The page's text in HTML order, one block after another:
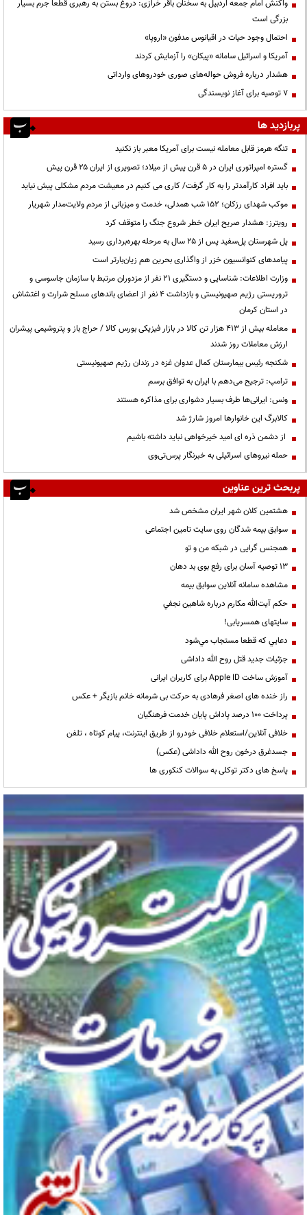
واکنش امام جمعه اردبیل به سخنان باقر خرازی: دروغ بستن به رهبری قطعاً جرم بسیار
بزرگی است
احتمال وجود حیات در اقیانوس مدفون «اروپا»
آمریکا و اسرائیل سامانه «پیکان» را آزمایش کردند
هشدار درباره فروش حواله‌های صوری خودروهای وارداتی
۷ توصیه برای آغاز نویسندگی
پربازدید ها
تنگه هرمز قابل معامله نیست برای آمریکا معبر باز نکنید
گستره امپراتوری ایران در ۵ قرن پیش از میلاد؛ تصویری از ایران ۲۵ قرن پیش
باید افراد کارآمدتر را به کار گرفت/ کاری می کنیم در معیشت مردم مشکلی پیش نیاید
موکب شهدای رزکان؛ ۱۵۲ شب همدلی، خدمت و میزبانی از مردم ولایت‌مدار شهریار
رویترز: هشدار صریح ایران خطر شروع جنگ را متوقف کرد
پل شهرستان پل‌سفید پس از ۲۵ سال به مرحله بهره‌برداری رسید
پیامدهای کنوانسیون خزر از واگذاری بحرین هم زیان‌بارتر است
وزارت اطلاعات: شناسایی و دستگیری ۲۱ نفر از مزدوران مرتبط با سازمان جاسوسی و
تروریستی رژیم صهیونیستی و بازداشت ۴ نفر از اعضای باندهای مسلح شرارت و اغتشاش
در استان کرمان
معامله بیش از ۴۱۳ هزار تن کالا در بازار فیزیکی بورس کالا / حراج باز و پتروشیمی پیشران
ارزش معاملات روز شدند
شکنجه رئیس بیمارستان کمال عدوان غزه در زندان رژیم صهیونیستی
ترامپ: ترجیح می‌دهم با ایران به توافق برسم
ونس: ایرانی‌ها طرف بسیار دشواری برای مذاکره هستند
کالابرگ این خانوارها امروز شارژ شد
از دشمن ذره ای امید خیرخواهی نباید داشته باشیم
حمله نیروهای اسرائیلی به خبرنگار پرس‌تی‌وی
پربحث ترین عناوین
هشتمین کلان شهر ایران مشخص شد
سوابق بیمه شدگان روی سایت تامین اجتماعی
همجنس گرایی در شبکه من و تو
13 توصیه آسان برای رفع بوی بد دهان
مشاهده سامانه آنلاين سوابق بیمه
حكم آيت‌الله مكارم درباره شاهين نجفي
سایتهای همسریابی!
دعايي كه قطعا مستجاب مي‌شود
جزئیات جدید قتل روح الله داداشی
آموزش ساخت Apple ID برای کاربران ایرانی
راز خنده های اصغر فرهادی به حرکت بی شرمانه خانم بازیگر + عکس
پرداخت ۱۰۰ درصد پاداش پایان خدمت فرهنگیان
خلافی آنلاین/استعلام خلافی خودرو از طریق اینترنت، پیام کوتاه ، تلفن
جسدغرق درخون روح الله داداشی (عکس)
پاسخ های دکتر توکلی به سوالات کنکوری ها